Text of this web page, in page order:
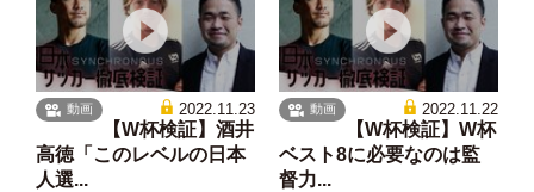
動画 2022.11.23
【W杯検証】酒井
高徳「このレベルの日本
人選...
動画 2022.11.22
【W杯検証】W杯
ベスト8に必要なのは監
督力...